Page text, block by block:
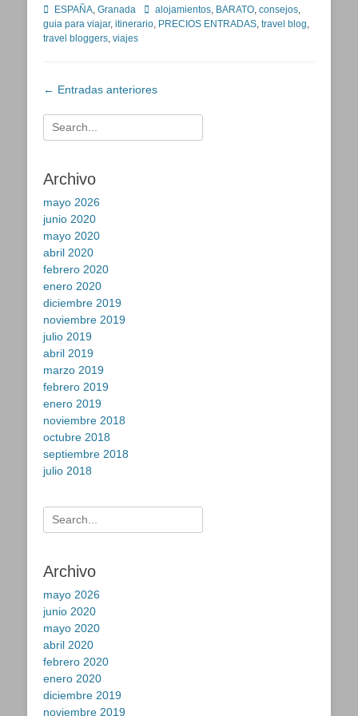
Categorías
ESPAÑA, Granada Etiquetas
alojamientos, BARATO, consejos,
guia para viajar, itinerario, PRECIOS ENTRADAS, travel blog,
travel bloggers, viajes
Navegación
entradas
← Entradas anteriores
Buscar:
Archivo
mayo 2026
junio 2020
mayo 2020
abril 2020
febrero 2020
enero 2020
diciembre 2019
noviembre 2019
julio 2019
abril 2019
marzo 2019
febrero 2019
enero 2019
noviembre 2018
octubre 2018
septiembre 2018
julio 2018
Buscar:
Archivo
mayo 2026
junio 2020
mayo 2020
abril 2020
febrero 2020
enero 2020
diciembre 2019
noviembre 2019